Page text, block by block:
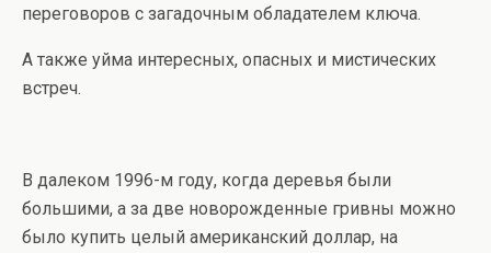
переговоров с загадочным обладателем ключа.
А также уйма интересных, опасных и мистических
встреч.
В далеком 1996-м году, когда деревья были
большими, а за две новорожденные гривны можно
было купить целый американский доллар, на